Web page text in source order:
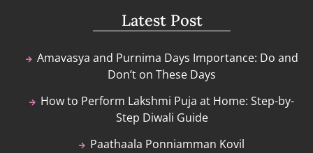
Latest Post
Amavasya and Purnima Days Importance: Do and
Don’t on These Days
How to Perform Lakshmi Puja at Home: Step-by-
Step Diwali Guide
Paathaala Ponniamman Kovil